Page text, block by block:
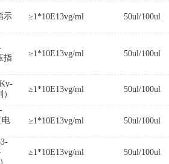
示
≥1*10E13vg/ml 50ul/100ul
指
≥1*10E13vg/ml 50ul/100ul
≥1*10E13vg/ml 50ul/100ul
电
≥1*10E13vg/ml 50ul/100ul
≥1*10E13vg/ml 50ul/100ul